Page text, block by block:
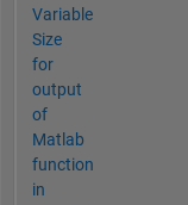
Variable
Size
for
output
of
Matlab
function
in